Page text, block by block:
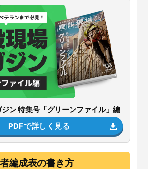
ン 特集号「グリーンファイル」編
PDFで詳しく見る
編成表の書き方